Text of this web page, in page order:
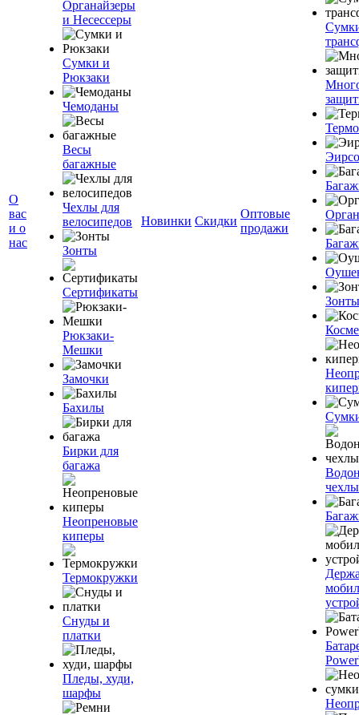
О
вас
и о
нас
Органайзеры
и Несессеры
Сумки и
Рюкзаки
Чемоданы
Весы
багажные
Чехлы для
велосипедов
Зонты
Сертификаты
Рюкзаки-
Мешки
Замочки
Бахилы
Бирки для
багажа
Неопреновые
киперы
Термокружки
Снуды и
платки
Пледы, худи,
шарфы
Новинки Скидки
Оптовые
продажи
Зонты